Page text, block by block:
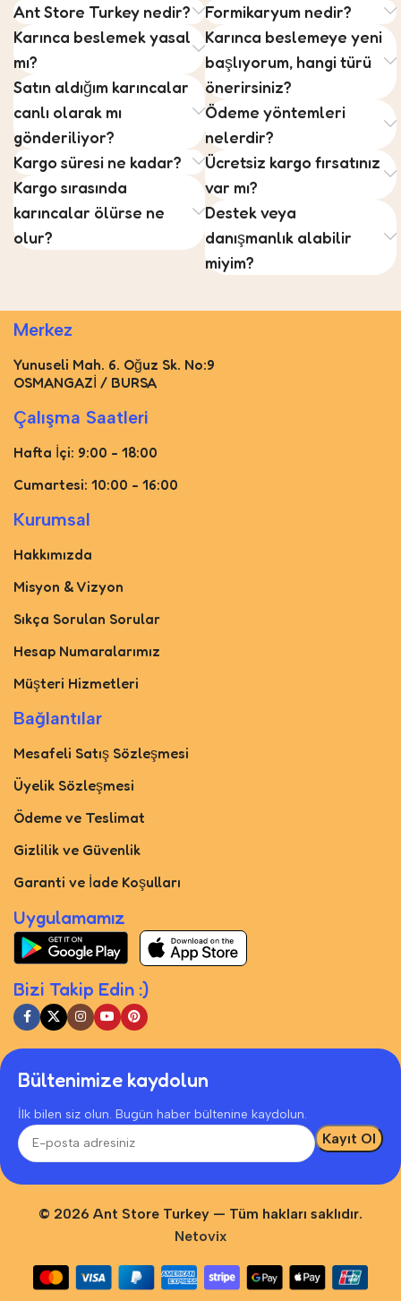
Ant Store Turkey nedir?
Karınca beslemek yasal
mı?
Satın aldığım karıncalar
canlı olarak mı
gönderiliyor?
Kargo süresi ne kadar?
Kargo sırasında
karıncalar ölürse ne
olur?
Formikaryum nedir?
Karınca beslemeye yeni
başlıyorum, hangi türü
önerirsiniz?
Ödeme yöntemleri
nelerdir?
Ücretsiz kargo fırsatınız
var mı?
Destek veya
danışmanlık alabilir
miyim?
Merkez
Yunuseli Mah. 6. Oğuz Sk. No:9
OSMANGAZİ / BURSA
Çalışma Saatleri
Hafta İçi: 9:00 - 18:00
Cumartesi: 10:00 - 16:00
Kurumsal
Hakkımızda
Misyon & Vizyon
Sıkça Sorulan Sorular
Hesap Numaralarımız
Müşteri Hizmetleri
Bağlantılar
Mesafeli Satış Sözleşmesi
Üyelik Sözleşmesi
Ödeme ve Teslimat
Gizlilik ve Güvenlik
Garanti ve İade Koşulları
Uygulamamız
Bizi Takip Edin :)
Bültenimize kaydolun
İlk bilen siz olun. Bugün haber bültenine kaydolun.
© 2026 Ant Store Turkey — Tüm hakları saklıdır.
Netovix